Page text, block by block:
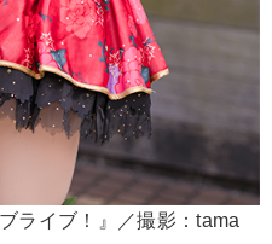
ライブ！』／撮影：tama